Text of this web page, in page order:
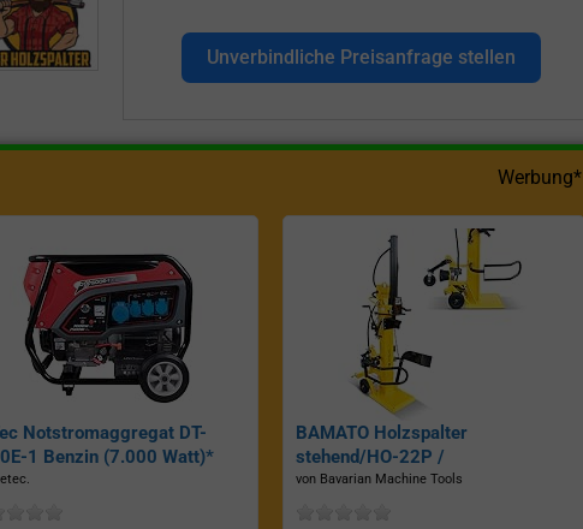
Unverbindliche Preisanfrage stellen
Werbung*
Notstromaggregat DT-
1 Benzin (7.000 Watt)*
BAMATO Holzspalter
stehend/HO-22P /
Zapfwellenantrieb, Inkl.
von Bavarian Machine Tools